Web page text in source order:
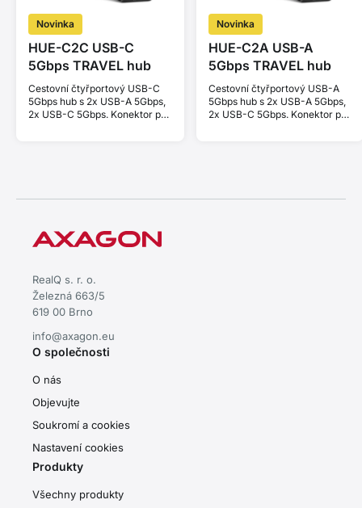
Novinka
HUE-C2C USB-C
5Gbps TRAVEL hub
Cestovní čtyřportový USB-C
5Gbps hub s 2x USB-A 5Gbps,
2x USB-C 5Gbps. Konektor pro
Novinka
HUE-C2A USB-A
5Gbps TRAVEL hub
Cestovní čtyřportový USB-A
5Gbps hub s 2x USB-A 5Gbps,
2x USB-C 5Gbps. Konektor pro
RealQ s. r. o.
Železná 663/5
619 00 Brno
info@axagon.eu
O společnosti
O nás
Objevujte
Soukromí a cookies
Nastavení cookies
Produkty
Všechny produkty